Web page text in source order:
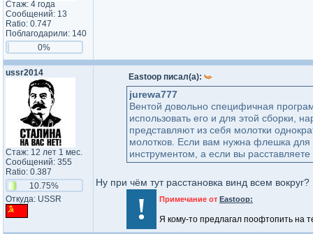
Стаж: 4 года
Сообщений: 13
Ratio: 0.747
Поблагодарили: 140
0%
ussr2014
Стаж: 12 лет 1 мес.
Сообщений: 355
Ratio: 0.387
10.75%
Откуда: USSR
Eastoop писал(а):
jurewa777
Вентой довольно специфичная
использовать его и для этой сборки,
представляют из себя молотки
молотков. Если вам нужна флешка для
инструментом, а если вы
Ну при чём тут расстановка винд всем
! Примечание от Eastoop:
Я кому-то предлагал поофтопить на